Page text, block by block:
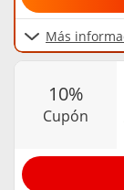
Más
10%
cupón